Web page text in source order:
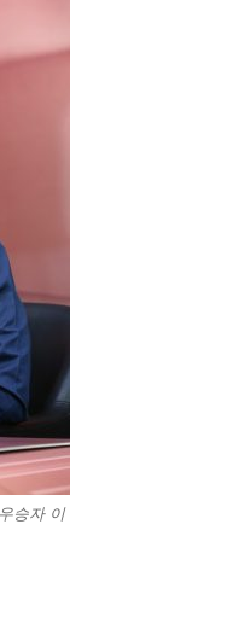
승자 이